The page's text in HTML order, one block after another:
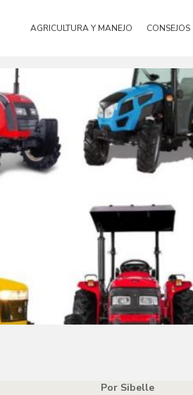
AGRICULTURA Y MANEJO CONSEJOS
Por Sibelle